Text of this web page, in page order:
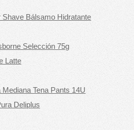
Bálsamo Hidratante
Selección 75g
Latte
Mediana Tena Pants 14U
Deliplus